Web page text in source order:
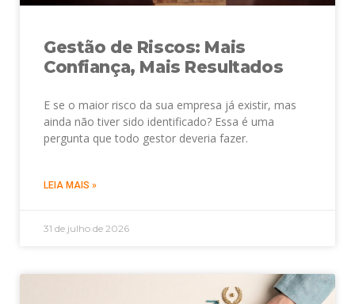
Gestão de Riscos: Mais
Confiança, Mais Resultados
E se o maior risco da sua empresa já existir, mas
ainda não tiver sido identificado? Essa é uma
pergunta que todo gestor deveria fazer.
LEIA MAIS »
31 de julho de 2026